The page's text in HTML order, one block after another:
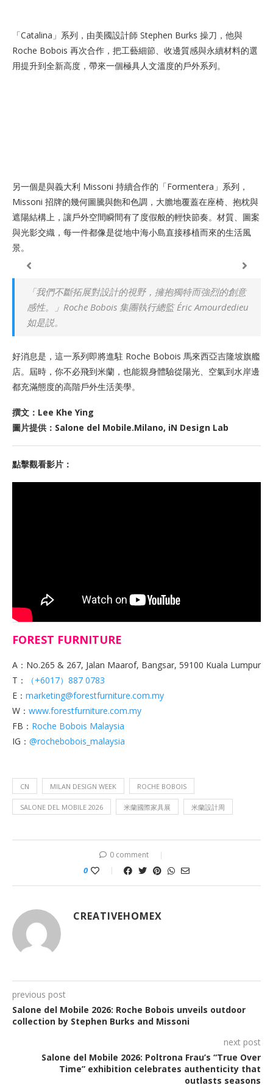
「Catalina」系列，由美國設計師 Stephen Burks 操刀，他與
Roche Bobois 再次合作，把工藝細節、收邊質感與永續材料的選
用提升到全新高度，帶來一個極具人文溫度的戶外系列。
另一個是與義大利 Missoni 持續合作的「Formentera」系列，
Missoni 招牌的幾何圖騰與飽和色調，大膽地覆蓋在座椅、抱枕與
遮陽結構上，讓戶外空間瞬間有了度假般的輕快節奏。材質、圖案
與光影交織，每一件都像是從地中海小島直接移植而來的生活風
景。
「我們不斷拓展對設計的視野，擁抱獨特而強烈的創意
感性。」Roche Bobois 集團執行總監 Éric Amourdedieu
如是説。
好消息是，這一系列即將進駐 Roche Bobois 馬來西亞吉隆坡旗艦
店。屆時，你不必飛到米蘭，也能親身體驗從陽光、空氣到水岸邊
都充滿態度的高階戶外生活美學。
撰文：Lee Khe Ying
圖片提供：Salone del Mobile.Milano, iN Design Lab
點擊觀看影片：
FOREST FURNITURE
A：No.265 & 267, Jalan Maarof, Bangsar, 59100 Kuala Lumpur
T：
（+6017）887 0783
E： marketing@forestfurniture.com.my
W： www.forestfurniture.com.my
FB： Roche Bobois Malaysia
IG： @rochebobois_malaysia
CN MILAN DESIGN WEEK ROCHE BOBOIS
SALONE DEL MOBILE 2026 米蘭國際家具展 米蘭設計周
0 comment
0
CREATIVEHOMEX
previous post
Salone del Mobile 2026: Roche Bobois unveils outdoor
collection by Stephen Burks and Missoni
next post
Salone del Mobile 2026: Poltrona Frau’s “True Over
Time” exhibition celebrates authenticity that
outlasts seasons